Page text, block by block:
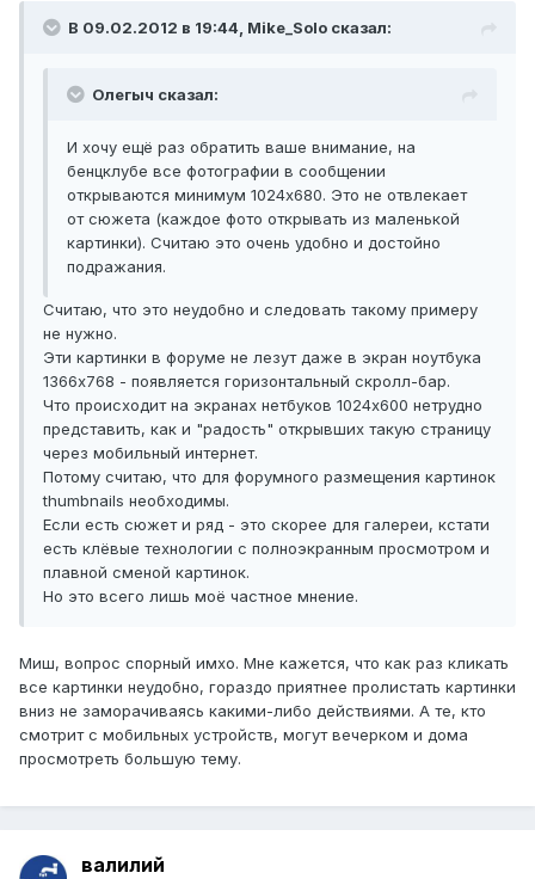
В 09.02.2012 в 19:44, Mike_Solo сказал:
Олегыч сказал:
И хочу ещё раз обратить ваше внимание, на
бенцклубе все фотографии в сообщении
открываются минимум 1024х680. Это не отвлекает
от сюжета (каждое фото открывать из маленькой
картинки). Считаю это очень удобно и достойно
подражания.
Считаю, что это неудобно и следовать такому примеру
не нужно.
Эти картинки в форуме не лезут даже в экран ноутбука
1366х768 - появляется горизонтальный скролл-бар.
Что происходит на экранах нетбуков 1024х600 нетрудно
представить, как и "радость" открывших такую страницу
через мобильный интернет.
Потому считаю, что для форумного размещения картинок
thumbnails необходимы.
Если есть сюжет и ряд - это скорее для галереи, кстати
есть клёвые технологии с полноэкранным просмотром и
плавной сменой картинок.
Но это всего лишь моё частное мнение.
Миш, вопрос спорный имхо. Мне кажется, что как раз кликать
все картинки неудобно, гораздо приятнее пролистать картинки
вниз не заморачиваясь какими-либо действиями. А те, кто
смотрит с мобильных устройств, могут вечерком и дома
просмотреть большую тему.
валилий